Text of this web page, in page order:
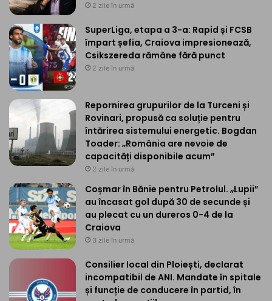
2 zile în urmă
SuperLiga, etapa a 3-a: Rapid și FCSB
împart șefia, Craiova impresionează,
Csikszereda rămâne fără punct
2 zile în urmă
Repornirea grupurilor de la Turceni și
Rovinari, propusă ca soluție pentru
întărirea sistemului energetic. Bogdan
Toader: „România are nevoie de
capacități disponibile acum”
2 zile în urmă
Coșmar în Bănie pentru Petrolul. „Lupii”
au încasat gol după 30 de secunde și
au plecat cu un dureros 0-4 de la
Craiova
3 zile în urmă
Consilier local din Ploiești, declarat
incompatibil de ANI. Mandate în spitale
și funcție de conducere în partid, în